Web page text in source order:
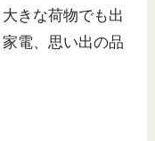
きな荷物でも出
電、思い出の品